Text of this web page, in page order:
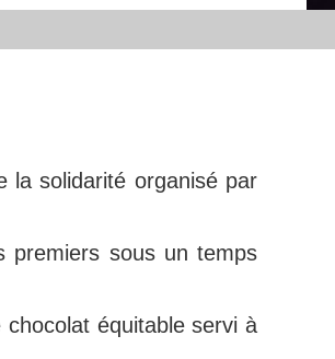
la solidarité organisé par
premiers sous un temps
équitable servi à